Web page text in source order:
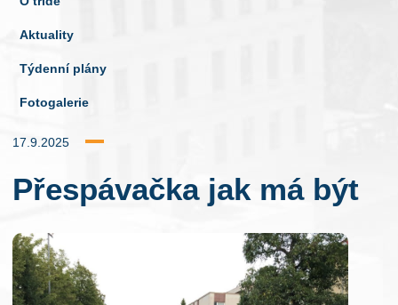
Aktuality
Týdenní plány
Fotogalerie
17.9.2025
Přespávačka jak má být